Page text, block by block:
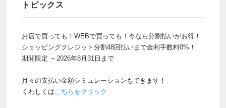
トピックス
お店で買っても！WEBで買っても！今なら分割払いがお得！
ショッピングクレジット分割48回払いまで金利手数料0%！
期間限定 ～2026年8月31日まで
月々の支払い金額シミュレーションもできます！
くわしくはこちらをクリック